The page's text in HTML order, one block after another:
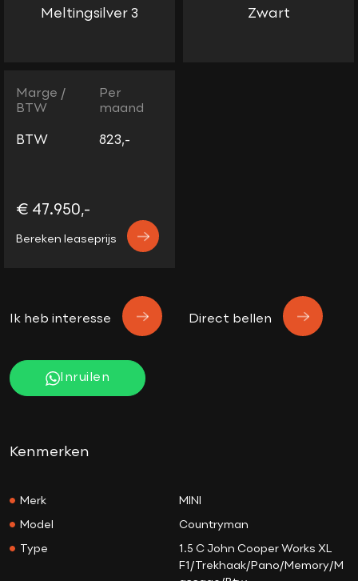
Meltingsilver 3 Zwart
Marge /
BTW
BTW
Per
maand
823,-
€ 47.950,-
Bereken leaseprijs
Ik heb interesse Direct bellen
Inruilen
Kenmerken
Merk MINI
Model Countryman
Type
1.5 C John Cooper Works XL
F1/Trekhaak/Pano/Memory/M